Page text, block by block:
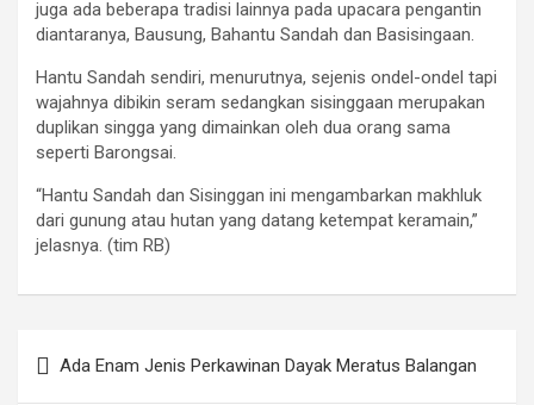
juga ada beberapa tradisi lainnya pada upacara pengantin
diantaranya, Bausung, Bahantu Sandah dan Basisingaan.
Hantu Sandah sendiri, menurutnya, sejenis ondel-ondel tapi
wajahnya dibikin seram sedangkan sisinggaan merupakan
duplikan singga yang dimainkan oleh dua orang sama
seperti Barongsai.
“Hantu Sandah dan Sisinggan ini mengambarkan makhluk
dari gunung atau hutan yang datang ketempat keramain,”
jelasnya. (tim RB)
pos
Ada Enam Jenis Perkawinan Dayak Meratus Balangan